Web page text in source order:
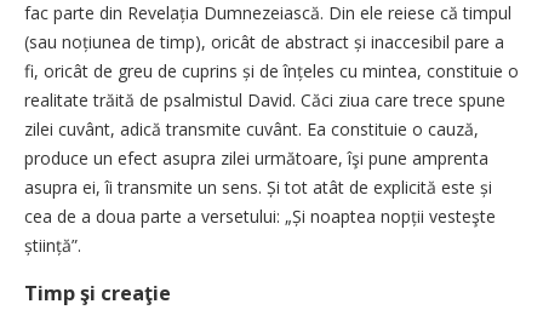
fac parte din Revelația Dumnezeiască. Din ele reiese că timpul
(sau noțiunea de timp), oricât de abstract și inaccesibil pare a
fi, oricât de greu de cuprins și de înțeles cu mintea, constituie o
realitate trăită de psalmistul David. Căci ziua care trece spune
zilei cuvânt, adică transmite cuvânt. Ea constituie o cauză,
produce un efect asupra zilei următoare, îşi pune amprenta
asupra ei, îi transmite un sens. Și tot atât de explicită este și
cea de a doua parte a versetului: „Și noaptea nopții vesteşte
știință”.
Timp şi creaţie